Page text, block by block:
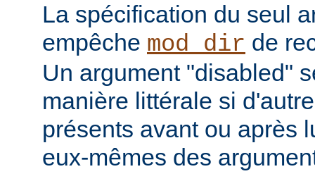
La spécification du seul
empêche mod_dir de
Un argument "disabled"
manière littérale si
présents avant ou après
eux-mêmes des